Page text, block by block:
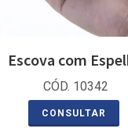
Escova com
CÓD. 10342
CONSULTAR